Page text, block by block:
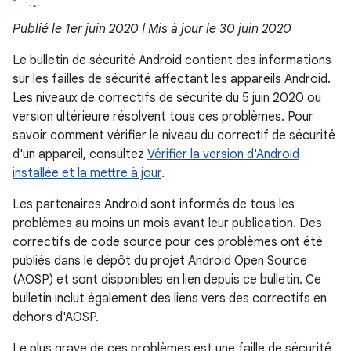
Publié le 1er juin 2020 | Mis à jour le 30 juin 2020
Le bulletin de sécurité Android contient des informations
sur les failles de sécurité affectant les appareils Android.
Les niveaux de correctifs de sécurité du 5 juin 2020 ou
version ultérieure résolvent tous ces problèmes. Pour
savoir comment vérifier le niveau du correctif de sécurité
d'un appareil, consultez Vérifier la version d'Android
installée et la mettre à jour.
Les partenaires Android sont informés de tous les
problèmes au moins un mois avant leur publication. Des
correctifs de code source pour ces problèmes ont été
publiés dans le dépôt du projet Android Open Source
(AOSP) et sont disponibles en lien depuis ce bulletin. Ce
bulletin inclut également des liens vers des correctifs en
dehors d'AOSP.